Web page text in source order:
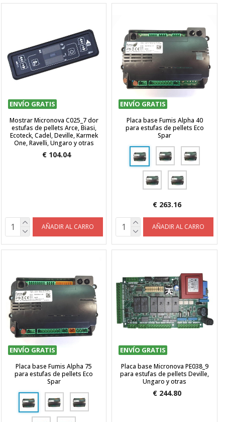
ENVÍO GRATIS
Mostrar Micronova C025_7 dor
estufas de pellets Arce, Biasi,
Ecoteck, Cadel, Deville, Karmek
One, Ravelli, Ungaro y otras
€ 104.04
AÑADIR AL CARRO
ENVÍO GRATIS
Placa base Fumis Alpha 40
para estufas de pellets Eco
Spar
€ 263.16
AÑADIR AL CARRO
ENVÍO GRATIS
Placa base Fumis Alpha 75
para estufas de pellets Eco
Spar
ENVÍO GRATIS
Placa base Micronova PE038_9
para estufas de pellets Deville,
Ungaro y otras
€ 244.80